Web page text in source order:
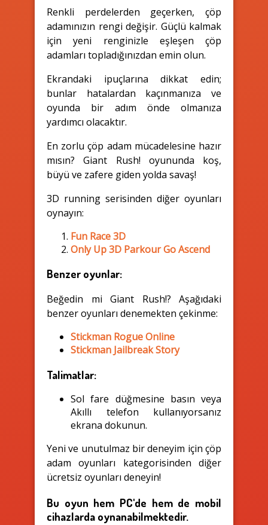
Renkli perdelerden geçerken, çöp
adamınızın rengi değişir. Güçlü kalmak
için yeni renginizle eşleşen çöp
adamları topladığınızdan emin olun.
Ekrandaki ipuçlarına dikkat edin;
bunlar hatalardan kaçınmanıza ve
oyunda bir adım önde olmanıza
yardımcı olacaktır.
En zorlu çöp adam mücadelesine hazır
mısın? Giant Rush! oyununda koş,
büyü ve zafere giden yolda savaş!
3D running serisinden diğer oyunları
oynayın:
Fun Race 3D
Only Up 3D Parkour Go Ascend
Benzer oyunlar:
Beğedin mi Giant Rush!? Aşağıdaki
benzer oyunları denemekten çekinme:
Stickman Rogue Online
Stickman Jailbreak Story
Talimatlar:
Sol fare düğmesine basın veya
Akıllı telefon kullanıyorsanız
ekrana dokunun.
Yeni ve unutulmaz bir deneyim için çöp
adam oyunları kategorisinden diğer
ücretsiz oyunları deneyin!
Bu oyun hem PC'de hem de mobil
cihazlarda oynanabilmektedir.